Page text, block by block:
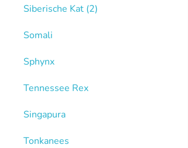
Siberische Kat (2)
Somali
Sphynx
Tennessee Rex
Singapura
Tonkanees